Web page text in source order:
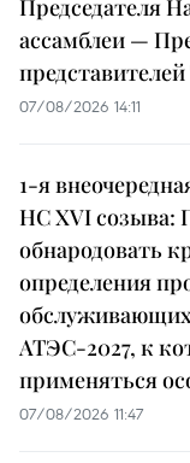
Председателя
ассамблеи —
07/08/2026 14:11
1-я
НС XVI созыва:
обнародовать
определения
АТЭС-2027, к
применяться
07/08/2026 11:47